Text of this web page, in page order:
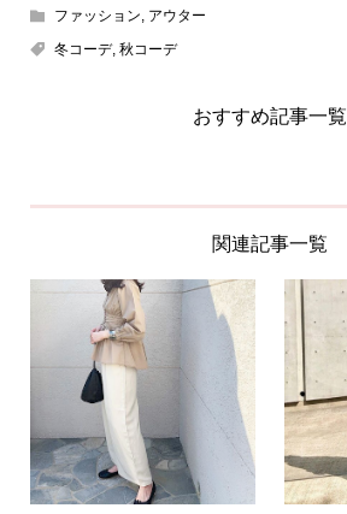
ファッション, アウター
冬コーデ, 秋コーデ
おすすめ記事一覧
関連記事一覧